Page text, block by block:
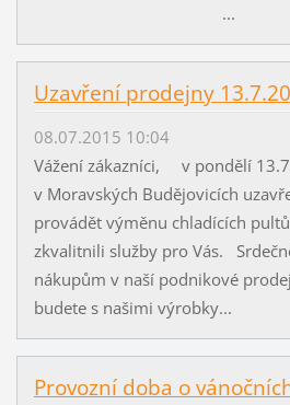
...
Uzavření prodejny
08.07.2015 10:04
Vážení zákazníci, v pondělí
v Moravských Budějovicích
provádět výměnu chladících
zkvalitnili služby pro Vás.
nákupům v naší podnikové
budete s našimi výrobky...
Provozní doba o